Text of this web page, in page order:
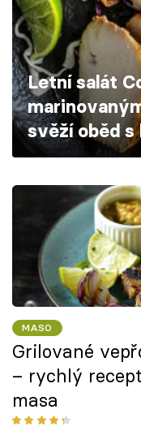
Škola vaření
Recepty z TV
Speciál: Cuketa
Těhotnej
Přihlášení
Sledujte nás
Letní salát
svěží oběd s
MASO
Grilované
– rychlý
masa